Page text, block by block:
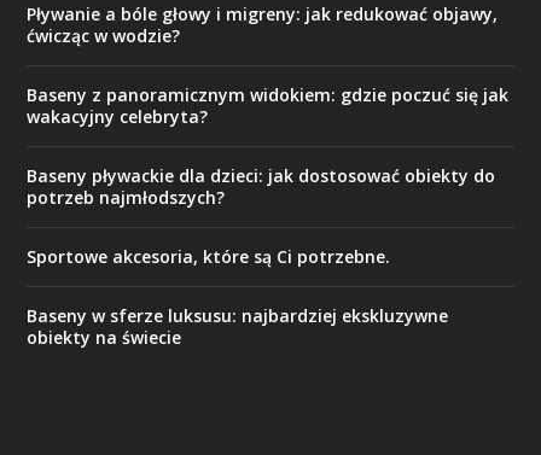
Pływanie a bóle głowy i migreny: jak redukować objawy,
ćwicząc w wodzie?
Baseny z panoramicznym widokiem: gdzie poczuć się jak
wakacyjny celebryta?
Baseny pływackie dla dzieci: jak dostosować obiekty do
potrzeb najmłodszych?
Sportowe akcesoria, które są Ci potrzebne.
Baseny w sferze luksusu: najbardziej ekskluzywne
obiekty na świecie